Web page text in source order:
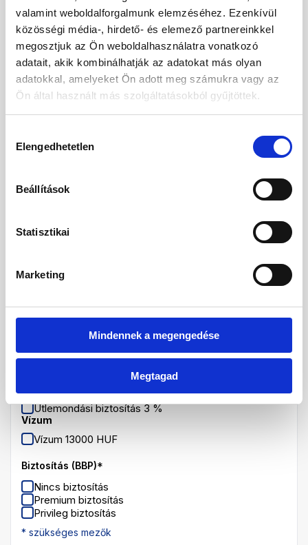
valamint weboldalforgalmunk elemzéséhez. Ezenkívül
közösségi média-, hirdető- és elemező partnereinkkel
megosztjuk az Ön weboldalhasználatra vonatkozó
adatait, akik kombinálhatják az adatokat más olyan
adatokkal, amelyeket Ön adott meg számukra vagy az
Ön által használt más szolgáltatásokból gyűjtöttek.
kiválasztása
Elengedhetetlen
Beállítások
Statisztikai
Marketing
Mindennek a megengedése
Megtagad
* szükséges mezők
FELNŐTT 2
Nem
Úr
Születési dátum
09.08.2006
Útlemondási biztosítás 3 %
Vízum
Vízum 13000 HUF
Biztosítás (BBP)*
Nincs biztosítás
Premium biztosítás
Privileg biztosítás
* szükséges mezők